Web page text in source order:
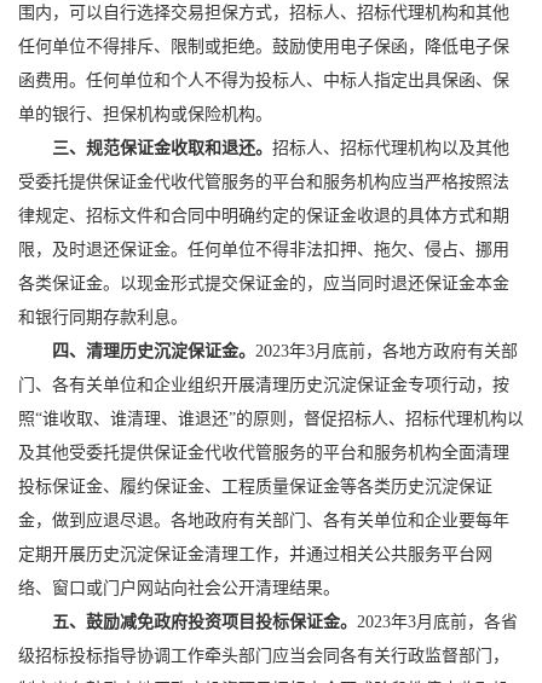
围内，可以自行选择交易担保方式，招标人、招标代理机构和其他
任何单位不得排斥、限制或拒绝。鼓励使用 电子保函 ，降低电子保
函费用。任何单位和个人不得为投标人、中标人指定出具保函、保
单的银行、担保机构或保险机构。
三、规范保证金收取和退还。 招标人、招标代理机构以及其他
受委托提供保证金代收代管服务的平台和服务机构应当严格按照法
律规定、招标文件和合同中明确约定的保证金收退的具体方式和期
限，及时退还保证金。任何单位不得非法扣押、拖欠、侵占、挪用
各类保证金。以现金形式提交保证金的，应当同时退还保证金本金
和银行同期存款利息。
四、清理历史沉淀保证金。 2023年3月底前，各地方政府有关部
门、各有关单位和企业组织开展清理历史沉淀保证金专项行动，按
照“谁收取、谁清理、谁退还”的原则，督促招标人、招标代理机构以
及其他受委托提供保证金代收代管服务的平台和服务机构全面清理
投标保证金、履约保证金、工程质量保证金等各类历史沉淀保证
金，做到应退尽退。各地政府有关部门、各有关单位和企业要每年
定期开展历史沉淀保证金清理工作，并通过相关公共服务平台网
络、窗口或门户网站向社会公开清理结果。
五、鼓励减免政府投资项目投标保证金。 2023年3月底前，各省
级招标投标指导协调工作牵头部门应当会同各有关行政监督部门，